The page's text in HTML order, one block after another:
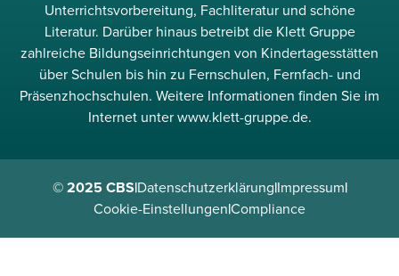
Unterrichtsvorbereitung, Fachliteratur und schöne
Literatur. Darüber hinaus betreibt die Klett Gruppe
zahlreiche Bildungseinrichtungen von Kindertagesstätten
über Schulen bis hin zu Fernschulen, Fernfach- und
Präsenzhochschulen. Weitere Informationen finden Sie im
Internet unter www.klett-gruppe.de.
© 2025 CBS|Datenschutzerklärung|Impressum|
Cookie-Einstellungen|Compliance